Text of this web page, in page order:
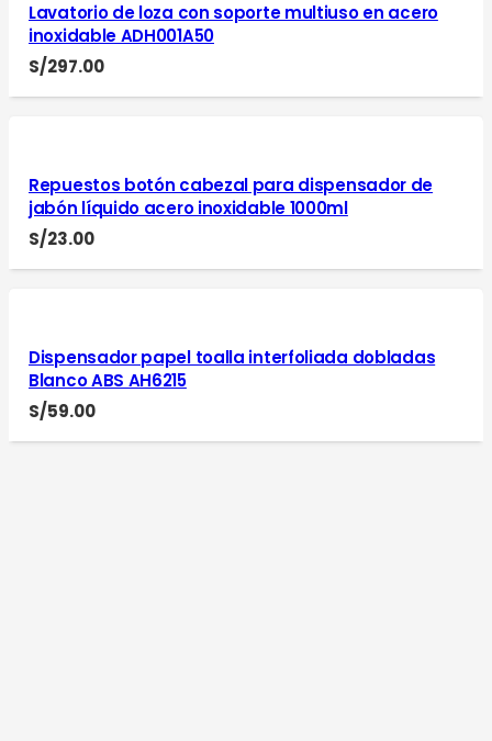
Lavatorio de loza con soporte multiuso en acero
inoxidable ADH001A50
S/297.00
Repuestos botón cabezal para dispensador de
jabón líquido acero inoxidable 1000ml
S/23.00
Dispensador papel toalla interfoliada dobladas
Blanco ABS AH6215
S/59.00